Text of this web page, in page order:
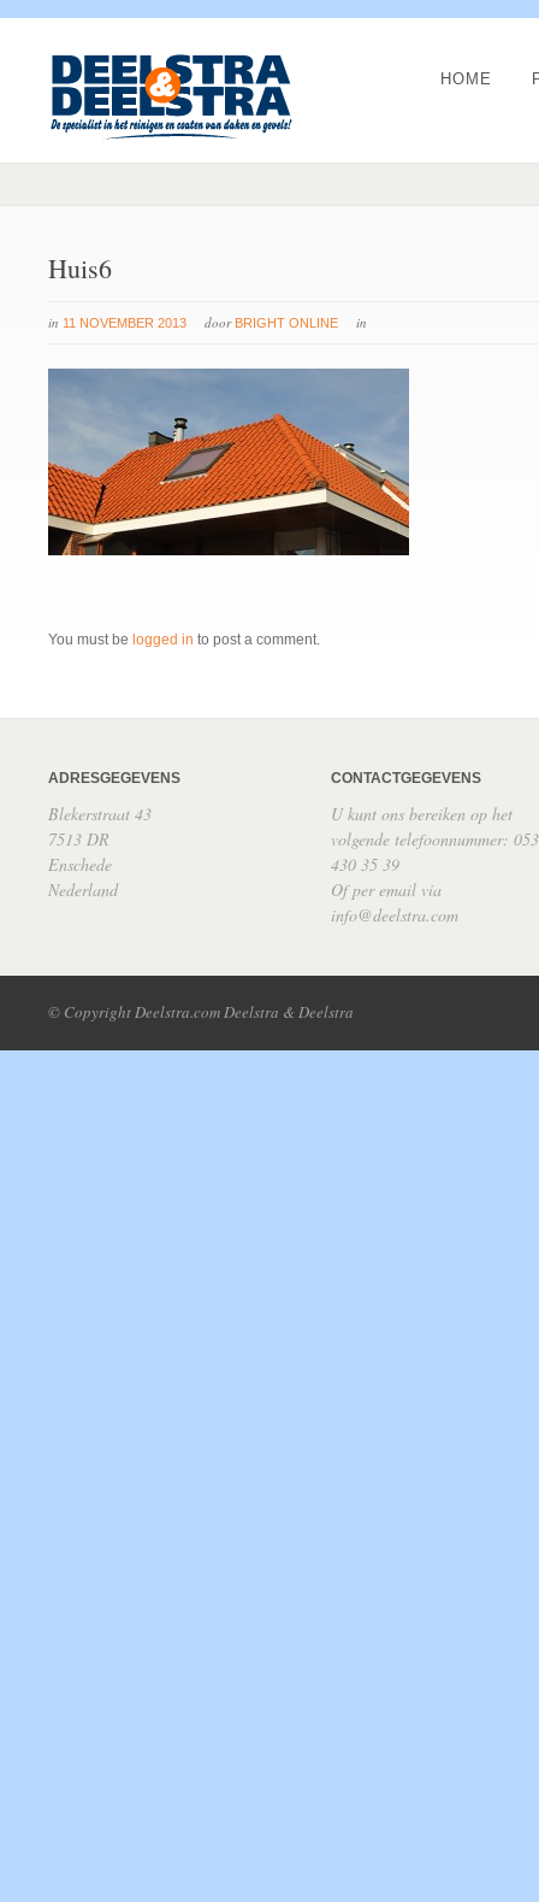
HOME
Huis6
in 11 NOVEMBER 2013 door BRIGHT ONLINE in
You must be logged in to post a comment.
ADRESGEGEVENS
Blekerstraat 43
7513 DR
Enschede
Nederland
CONTACTGEGEVENS
U kunt ons bereiken op het
volgende telefoonnummer:
430 35 39
Of per email via
info@deelstra.com
© Copyright Deelstra.com Deelstra & Deelstra